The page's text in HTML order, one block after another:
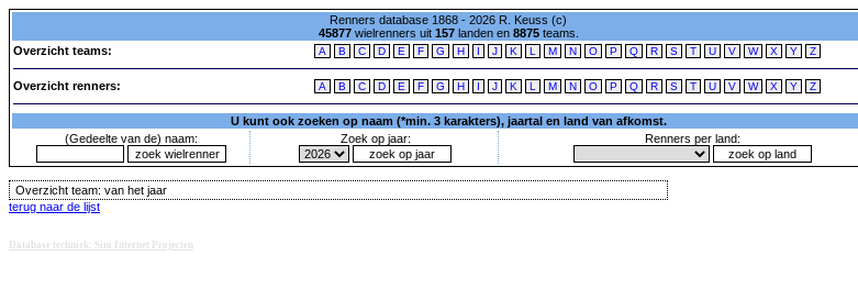
Renners database 1868 - 2026 R. Keuss (c)
45877wielrenners uit 157landen en 8875teams.
Overzicht teams:
A B C D E F G H I J K L M N O P Q R S T U V W X Y Z
Overzicht renners: A B C D E F G H I J K L M N O P Q R S T U V W X Y Z
U kunt ook zoeken op naam (*min. 3 karakters), jaartal en land van afkomst.
(Gedeelte van de) naam:
Zoek op jaar: Renners per land:
Overzicht team: van het jaar
terug naar de lijst
Database techniek: Sini Internet Projecten